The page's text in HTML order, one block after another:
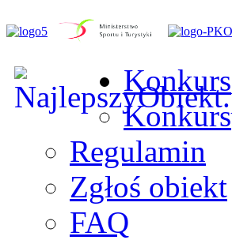
Konkurs
Konkurs
Regulamin
Zgłoś obiekt
FAQ